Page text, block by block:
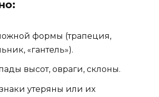
формы (трапеция,
«гантель»).
высот, овраги, склоны.
утеряны или их